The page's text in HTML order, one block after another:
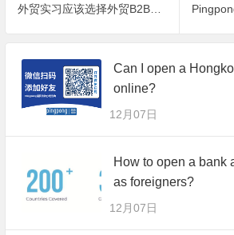
外贸实习应该选择外贸B2B还是外贸B2C？
Can I open a
online?
12月07日
How to open a bank
as foreigners?
12月07日